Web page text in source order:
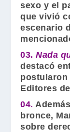
sexo y el
que vivió
escenario
03. Nada
destacó
postularon
Editores
04.
bronce,
sobre